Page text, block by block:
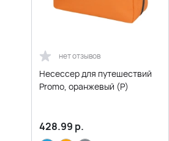
нет отзывов
Несессер для путешествий
Promo, оранжевый (Р)
428.99 р.